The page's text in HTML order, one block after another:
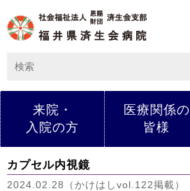
来院・
入院の方
医療関係の
皆様
カプセル内視鏡
2024.02.28（かけはしvol.122掲載）